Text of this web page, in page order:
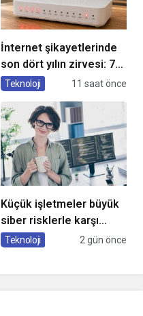
İnternet şikayetlerinde
son dört yılın zirvesi: 78
bin 610 şikayet
Teknoloji 11 saat önce
Küçük işletmeler büyük
siber risklerle karşı
karşıya
Teknoloji 2 gün önce